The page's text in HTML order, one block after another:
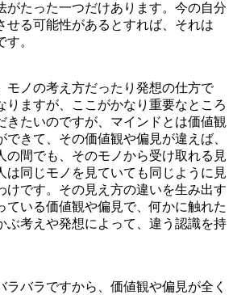
がたった一つだけあります。今の自分
せる可能性があるとすれば、それは
す。
モノの考え方だったり発想の仕方で
りますが、ここがかなり重要なところ
きたいのですが、マインドとは価値観
きて、その価値観や偏見が違えば、
の間でも、そのモノから受け取れる見
は同じモノを見ていても同じように見
けです。その見え方の違いを生み出す
ている価値観や偏見で、何かに触れた
ぶ考えや発想によって、違う認識を持
ラバラですから、価値観や偏見が全く